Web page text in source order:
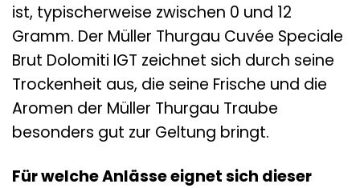
ist, typischerweise zwischen 0 und 12
Gramm. Der Müller Thurgau Cuvée Speciale
Brut Dolomiti IGT zeichnet sich durch seine
Trockenheit aus, die seine Frische und die
Aromen der Müller Thurgau Traube
besonders gut zur Geltung bringt.
Für welche Anlässe eignet sich dieser